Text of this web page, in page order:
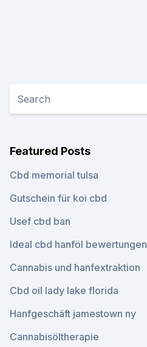
Featured Posts
Cbd memorial tulsa
Gutschein für koi cbd
Usef cbd ban
Ideal cbd hanföl bewertungen
Cannabis und hanfextraktion
Cbd oil lady lake florida
Hanfgeschäft jamestown ny
Cannabisöltherapie